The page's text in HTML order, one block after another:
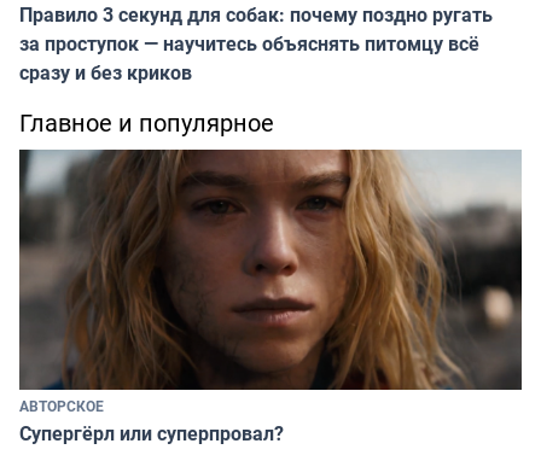
Правило 3 секунд для собак: почему поздно ругать
за проступок — научитесь объяснять питомцу всё
сразу и без криков
Главное и популярное
АВТОРСКОЕ
Супергёрл или суперпровал?